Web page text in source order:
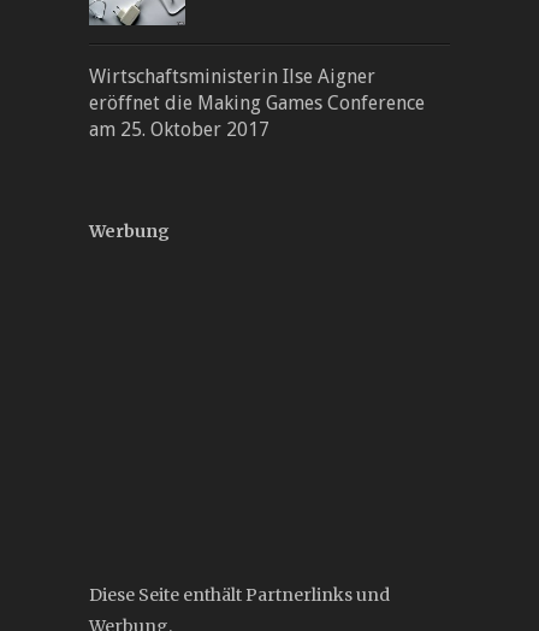
Wirtschaftsministerin Ilse Aigner
eröffnet die Making Games Conference
am 25. Oktober 2017
Werbung
Diese Seite enthält Partnerlinks und
Werbung.